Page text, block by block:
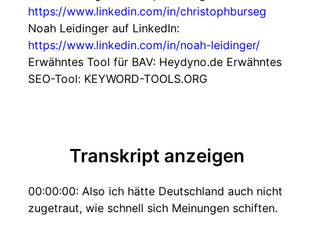
https://www.linkedin.com/in/christophburseg
Noah Leidinger auf LinkedIn:
https://www.linkedin.com/in/noah-leidinger/
Erwähntes Tool für BAV: Heydyno.de Erwähntes
SEO-Tool: KEYWORD-TOOLS.ORG
Transkript anzeigen
00:00:00: Also ich hätte Deutschland auch nicht
zugetraut, wie schnell sich Meinungen schiften.